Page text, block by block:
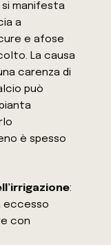
si manifesta
a
e afose
La causa
carenza di
può
è spesso
:
eccesso
con